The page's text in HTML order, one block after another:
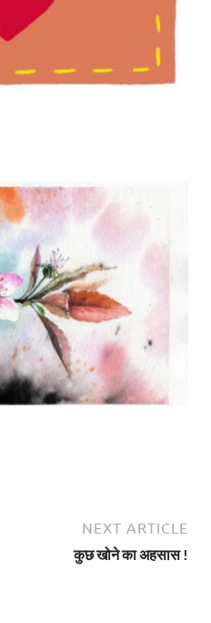
NEXT ARTICLE
कुछ खोने का अहसास !